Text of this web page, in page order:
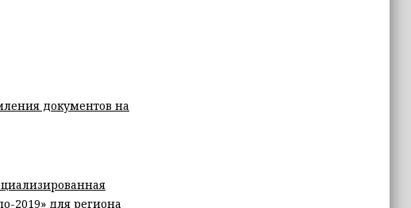
документов на
2019» для региона